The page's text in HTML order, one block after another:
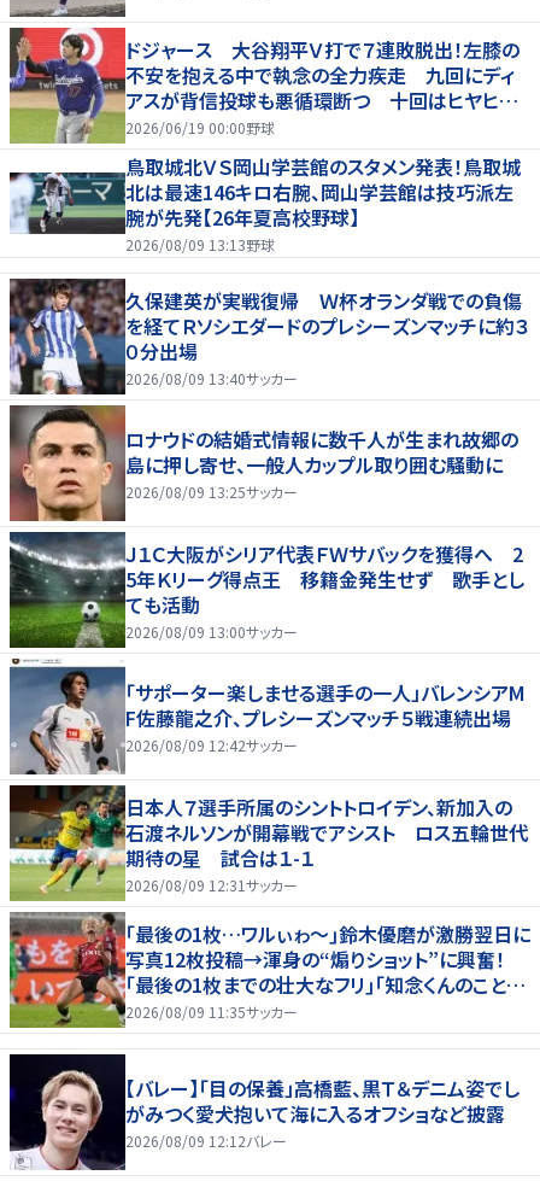
ドジャース 大谷翔平Ｖ打で７連敗脱出！左膝の
不安を抱える中で執念の全力疾走 九回にディ
アスが背信投球も悪循環断つ 十回はヒヤヒヤ
もリード守る
2026/06/19 00:00野球
鳥取城北ＶＳ岡山学芸館のスタメン発表！鳥取城
北は最速146キロ右腕、岡山学芸館は技巧派左
腕が先発【26年夏高校野球】
2026/08/09 13:13野球
久保建英が実戦復帰 Ｗ杯オランダ戦での負傷
を経てＲソシエダードのプレシーズンマッチに約３
０分出場
2026/08/09 13:40サッカー
ロナウドの結婚式情報に数千人が生まれ故郷の
島に押し寄せ、一般人カップル取り囲む騒動に
2026/08/09 13:25サッカー
Ｊ１Ｃ大阪がシリア代表ＦＷサバックを獲得へ 2
5年Ｋリーグ得点王 移籍金発生せず 歌手とし
ても活動
2026/08/09 13:00サッカー
「サポーター楽しませる選手の一人」バレンシアM
F佐藤龍之介、プレシーズンマッチ５戦連続出場
2026/08/09 12:42サッカー
日本人７選手所属のシントトロイデン、新加入の
石渡ネルソンが開幕戦でアシスト ロス五輪世代
期待の星 試合は１-１
2026/08/09 12:31サッカー
｢最後の1枚…ワルぃゎ〜｣鈴木優磨が激勝翌日に
写真12枚投稿→渾身の“煽りショット”に興奮！
｢最後の1枚までの壮大なフリ｣｢知念くんのことど
んだけ好きなんよｗ｣
2026/08/09 11:35サッカー
【バレー】「目の保養」高橋藍、黒Ｔ＆デニム姿でし
がみつく愛犬抱いて海に入るオフショなど披露
2026/08/09 12:12バレー